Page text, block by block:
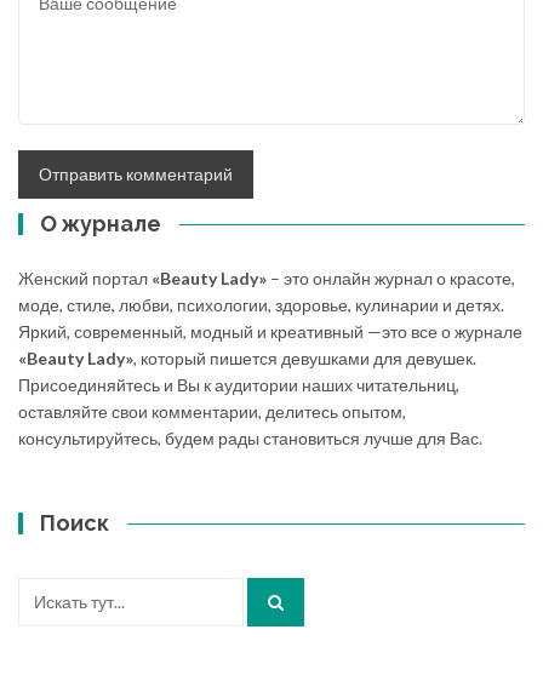
О журнале
Женский портал «Beauty Lady» – это онлайн журнал о красоте,
моде, стиле, любви, психологии, здоровье, кулинарии и детях.
Яркий, современный, модный и креативный —это все о журнале
«Beauty Lady», который пишется девушками для девушек.
Присоединяйтесь и Вы к аудитории наших читательниц,
оставляйте свои комментарии, делитесь опытом,
консультируйтесь, будем рады становиться лучше для Вас.
Поиск